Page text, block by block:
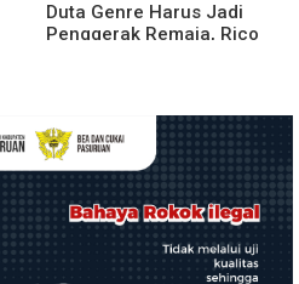
Duta Genre Harus Jadi
Penggerak Remaja, Rico